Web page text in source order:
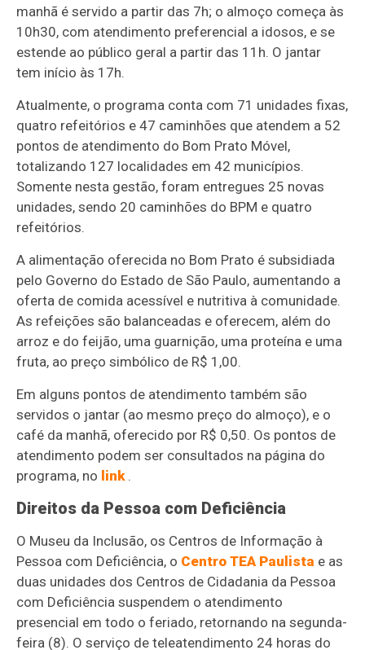
manhã é servido a partir das 7h; o almoço começa às
10h30, com atendimento preferencial a idosos, e se
estende ao público geral a partir das 11h. O jantar
tem início às 17h.
Atualmente, o programa conta com 71 unidades fixas,
quatro refeitórios e 47 caminhões que atendem a 52
pontos de atendimento do Bom Prato Móvel,
totalizando 127 localidades em 42 municípios.
Somente nesta gestão, foram entregues 25 novas
unidades, sendo 20 caminhões do BPM e quatro
refeitórios.
A alimentação oferecida no Bom Prato é subsidiada
pelo Governo do Estado de São Paulo, aumentando a
oferta de comida acessível e nutritiva à comunidade.
As refeições são balanceadas e oferecem, além do
arroz e do feijão, uma guarnição, uma proteína e uma
fruta, ao preço simbólico de R$ 1,00.
Em alguns pontos de atendimento também são
servidos o jantar (ao mesmo preço do almoço), e o
café da manhã, oferecido por R$ 0,50. Os pontos de
atendimento podem ser consultados na página do
programa, no link.
Direitos da Pessoa com Deficiência
O Museu da Inclusão, os Centros de Informação à
Pessoa com Deficiência, o Centro TEA Paulista e as
duas unidades dos Centros de Cidadania da Pessoa
com Deficiência suspendem o atendimento
presencial em todo o feriado, retornando na segunda-
feira (8). O serviço de teleatendimento 24 horas do